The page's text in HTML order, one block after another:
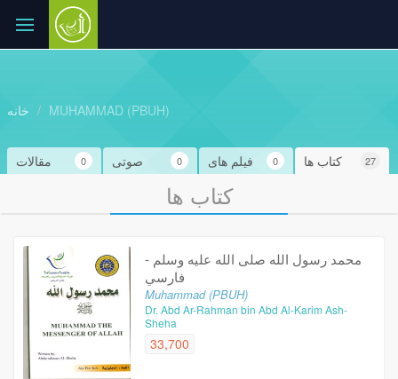
خانه MUHAMMAD (PBUH)
کتاب ها 27 فیلم های 0 صوتی 0 مقالات 0
کتاب ها
محمد رسول الله صلى الله عليه وسلم -
فارسي
Muhammad (PBUH)
Dr. Abd Ar-Rahman bin Abd Al-Karim Ash-
Sheha
33,700